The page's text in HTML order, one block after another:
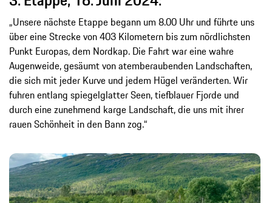
„Unsere nächste Etappe begann um 8.00 Uhr und führte uns
über eine Strecke von 403 Kilometern bis zum nördlichsten
Punkt Europas, dem Nordkap. Die Fahrt war eine wahre
Augenweide, gesäumt von atemberaubenden Landschaften,
die sich mit jeder Kurve und jedem Hügel veränderten. Wir
fuhren entlang spiegelglatter Seen, tiefblauer Fjorde und
durch eine zunehmend karge Landschaft, die uns mit ihrer
rauen Schönheit in den Bann zog.“